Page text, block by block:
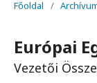
Főoldal /
Európai
Vezetői